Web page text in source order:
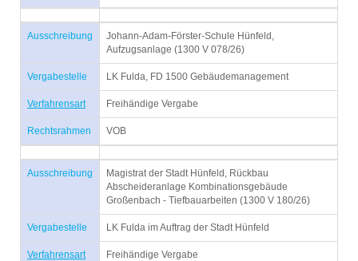
Ausschreibung
Johann-Adam-Förster-Schule Hünfeld,
Aufzugsanlage (1300 V 078/26)
Vergabestelle LK Fulda, FD 1500 Gebäudemanagement
Verfahrensart Freihändige Vergabe
Rechtsrahmen VOB
Ausschreibung
Magistrat der Stadt Hünfeld, Rückbau
Abscheideranlage Kombinationsgebäude
Großenbach - Tiefbauarbeiten (1300 V 180/26)
Vergabestelle LK Fulda im Auftrag der Stadt Hünfeld
Verfahrensart Freihändige Vergabe